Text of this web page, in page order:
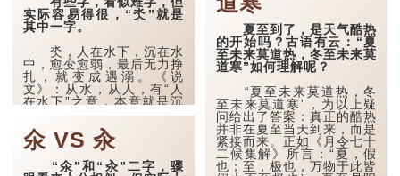
太平！
“天空朤朤，任鸟儿高
飞。”也是指天清气明，鸟
儿可高飞。
“朤朤脆脆”就是形容办
事爽快干脆。我...
实际容易得很，“氼”就是
其中一字。
氼，人在水下，沉在水
中，愈变愈弱，最后无力挣
扎，就变成遇溺。《说
文》：从水，从人，有“人
在水下”之意，本意就是沉
“氼”与“溺”，读音和含
义都相通。清·陶方琦《字
林考逸补本·水部》引作“人
氽 VS 汆
“氽”和“汆”二字，骤
夏至到了，是天气酷热
的开始吗？古语有云：“夏
至未来莫道热，冬至未来莫
道寒”如何理解呢？
“夏至未来莫道热，冬
至未来莫道寒”，为以上疑
问给出了答案：真正的酷热
并非在夏至当天到来，而是
紧接而来。正如《月令七十
二候集解》所言：“夏，假
也；至，极也，万物于此皆